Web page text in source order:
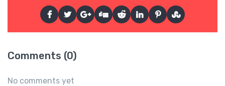
Comments (0)
No comments yet